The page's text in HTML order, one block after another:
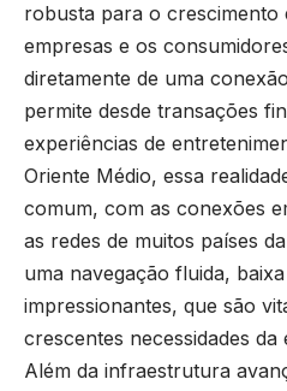
robusta para o crescimento
empresas e os
diretamente de uma
permite desde transações
experiências de
Oriente Médio, essa
comum, com as conexões
as redes de muitos países
uma navegação fluida,
impressionantes, que são
crescentes necessidades da
Além da infraestrutura